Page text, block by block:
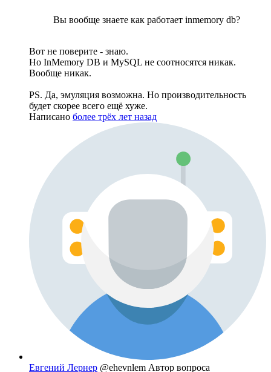
Вы вообще знаете как работает inmemory db?
Вот не поверите - знаю.
Но InMemory DB и MySQL не соотносятся никак.
Вообще никак.
PS. Да, эмуляция возможна. Но производительность
будет скорее всего ещё хуже.
Написано более трёх лет назад
Евгений Лернер @ehevnlem Автор вопроса